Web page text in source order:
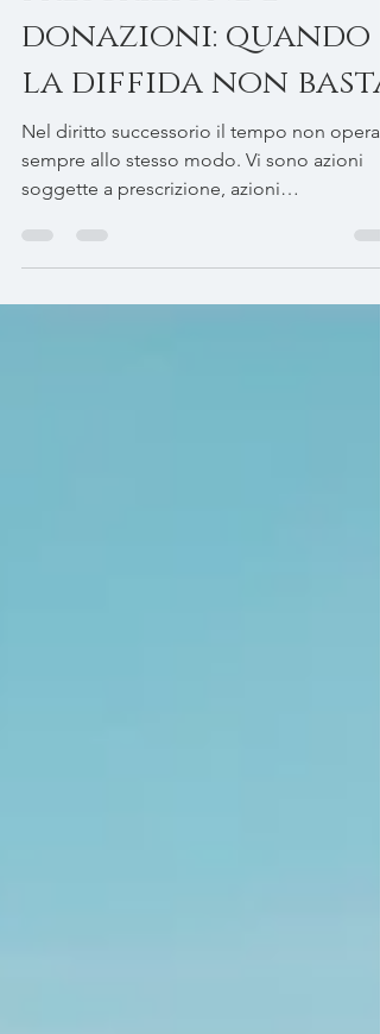
Successioni,
prescrizione e
donazioni: quando
la diffida non basta
sempre allo stesso modo. Vi sono azioni
soggette a prescrizione, azioni
imprescrittibili e rimedi che, pur collegati